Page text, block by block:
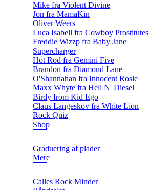
Mike fra Violent Divine
Jon fra MamaKin
Oliver Weers
Luca Isabell fra Cowboy Prostitutes
Freddie Wizzp fra Baby Jane
Supercharger
Hot Rod fra Gemini Five
Brandon fra Diamond Lane
O'Shannahan fra Innocent Rosie
Maxx Whyte fra Hell N' Diesel
Birdy from Kid Ego
Claus Langeskov fra White Lion
Rock Quiz
Shop
Graduering af plader
Mere
Calles Rock Minder